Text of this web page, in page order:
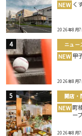
NEW く
2026年8月7
ニュー
NEW 甲
2026年8月7
開店・
NEW 町
ー
2026年8月7